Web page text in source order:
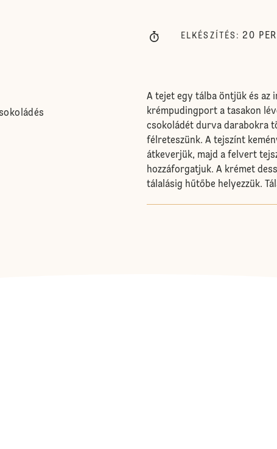
ELKÉSZÍTÉS : 20
A tejet egy tálba öntjük és az
krémpudingport a tasakon
csokoládét durva darabokra
félreteszünk. A tejszínt
átkeverjük, majd a felvert
hozzáforgatjuk. A krémet
tálalásig hűtőbe helyezzük.